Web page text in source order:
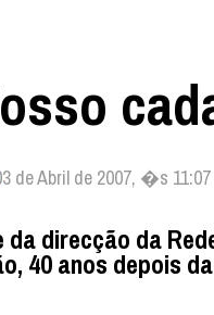
de Abril de 2007, �s 11:07
da direcção da
40 anos depois